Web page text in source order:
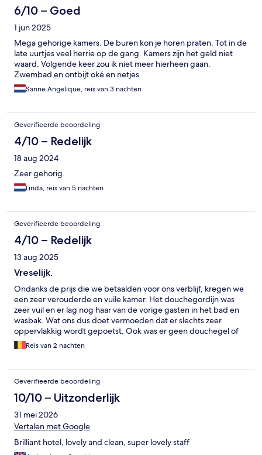
6/10 – Goed
1 jun 2025
Mega gehorige kamers. De buren kon je horen praten. Tot in de
late uurtjes veel herrie op de gang. Kamers zijn het geld niet
waard. Volgende keer zou ik niet meer hierheen gaan.
Zwembad en ontbijt oké en netjes
Sanne Angelique, reis van 3 nachten
Geverifieerde beoordeling
4/10 – Redelijk
18 aug 2024
Zeer gehorig.
Linda, reis van 5 nachten
Geverifieerde beoordeling
4/10 – Redelijk
13 aug 2025
Vreselijk.
Ondanks de prijs die we betaalden voor ons verblijf, kregen we
een zeer verouderde en vuile kamer. Het douchegordijn was
zeer vuil en er lag nog haar van de vorige gasten in het bad en
wasbak. Wat ons dus doet vermoeden dat er slechts zeer
oppervlakkig wordt gepoetst. Ook was er geen douchegel of
shampoo aanwezig in de badkamer, wat toch wel zou mogen
voor de prijs die we betaalden. De muren zijn ook zeer dun
de buren. Een van de slechtste hotel ervaringen ooit.
Reis van 2 nachten
Geverifieerde beoordeling
10/10 – Uitzonderlijk
31 mei 2026
Vertalen met Google
Brilliant hotel, lovely and clean, super lovely staff